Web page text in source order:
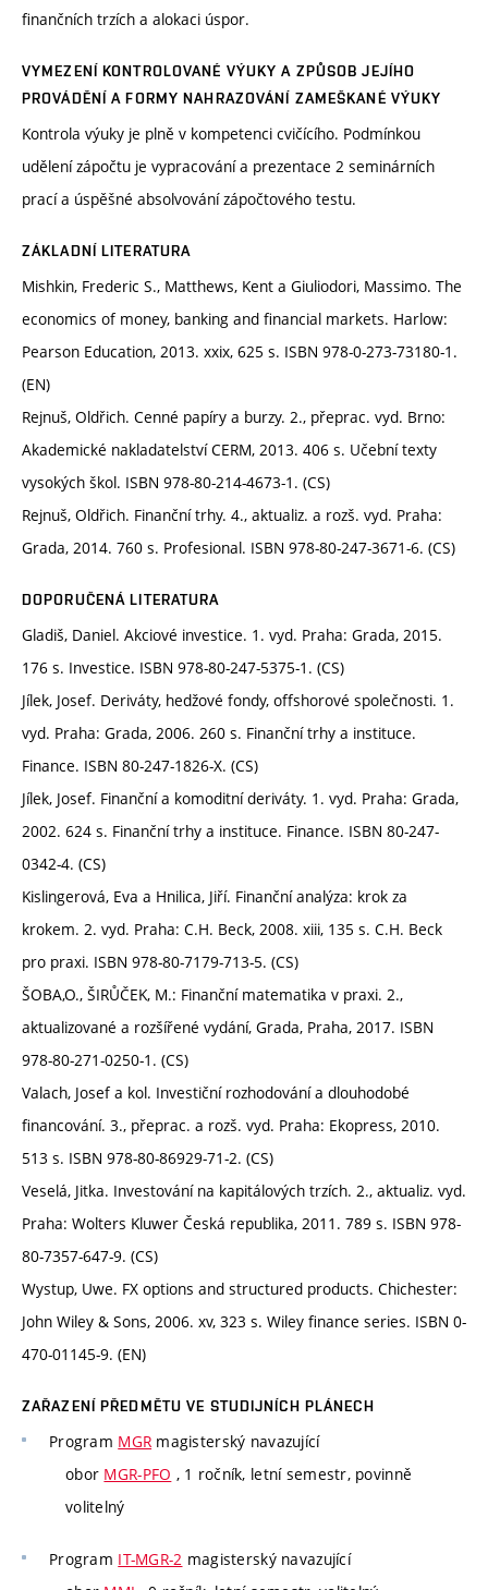
finančních trzích a alokaci úspor.
VYMEZENÍ KONTROLOVANÉ VÝUKY A ZPŮSOB JEJÍHO
PROVÁDĚNÍ A FORMY NAHRAZOVÁNÍ ZAMEŠKANÉ VÝUKY
Kontrola výuky je plně v kompetenci cvičícího. Podmínkou
udělení zápočtu je vypracování a prezentace 2 seminárních
prací a úspěšné absolvování zápočtového testu.
ZÁKLADNÍ LITERATURA
Mishkin, Frederic S., Matthews, Kent a Giuliodori, Massimo. The
economics of money, banking and financial markets. Harlow:
Pearson Education, 2013. xxix, 625 s. ISBN 978-0-273-73180-1.
(EN)
Rejnuš, Oldřich. Cenné papíry a burzy. 2., přeprac. vyd. Brno:
Akademické nakladatelství CERM, 2013. 406 s. Učební texty
vysokých škol. ISBN 978-80-214-4673-1. (CS)
Rejnuš, Oldřich. Finanční trhy. 4., aktualiz. a rozš. vyd. Praha:
Grada, 2014. 760 s. Profesional. ISBN 978-80-247-3671-6. (CS)
DOPORUČENÁ LITERATURA
Gladiš, Daniel. Akciové investice. 1. vyd. Praha: Grada, 2015.
176 s. Investice. ISBN 978-80-247-5375-1. (CS)
Jílek, Josef. Deriváty, hedžové fondy, offshorové společnosti. 1.
vyd. Praha: Grada, 2006. 260 s. Finanční trhy a instituce.
Finance. ISBN 80-247-1826-X. (CS)
Jílek, Josef. Finanční a komoditní deriváty. 1. vyd. Praha: Grada,
2002. 624 s. Finanční trhy a instituce. Finance. ISBN 80-247-
0342-4. (CS)
Kislingerová, Eva a Hnilica, Jiří. Finanční analýza: krok za
krokem. 2. vyd. Praha: C.H. Beck, 2008. xiii, 135 s. C.H. Beck
pro praxi. ISBN 978-80-7179-713-5. (CS)
ŠOBA,O., ŠIRŮČEK, M.: Finanční matematika v praxi. 2.,
aktualizované a rozšířené vydání, Grada, Praha, 2017. ISBN
978-80-271-0250-1. (CS)
Valach, Josef a kol. Investiční rozhodování a dlouhodobé
financování. 3., přeprac. a rozš. vyd. Praha: Ekopress, 2010.
513 s. ISBN 978-80-86929-71-2. (CS)
Veselá, Jitka. Investování na kapitálových trzích. 2., aktualiz. vyd.
Praha: Wolters Kluwer Česká republika, 2011. 789 s. ISBN 978-
80-7357-647-9. (CS)
Wystup, Uwe. FX options and structured products. Chichester:
John Wiley & Sons, 2006. xv, 323 s. Wiley finance series. ISBN 0-
470-01145-9. (EN)
ZAŘAZENÍ PŘEDMĚTU VE STUDIJNÍCH PLÁNECH
Program MGR magisterský navazující
obor MGR-PFO , 1 ročník, letní semestr, povinně
volitelný
Program IT-MGR-2 magisterský navazující